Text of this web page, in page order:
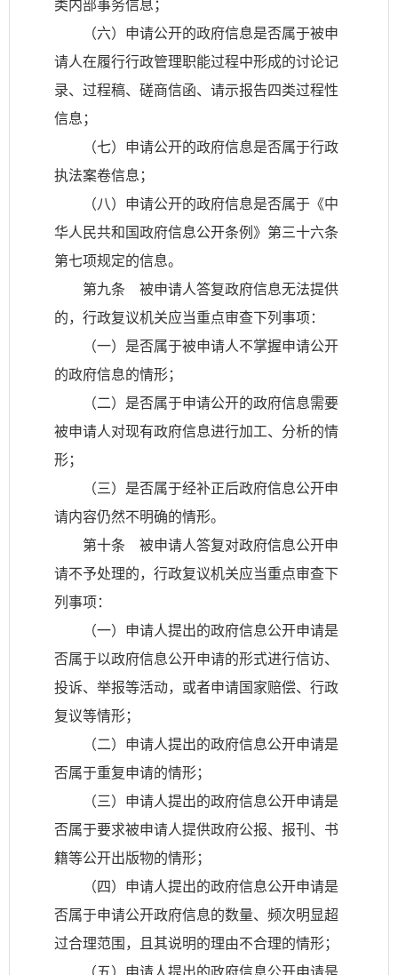
类内部事务信息；
（六）申请公开的政府信息是否属于被申
请人在履行行政管理职能过程中形成的讨论记
录、过程稿、磋商信函、请示报告四类过程性
信息；
（七）申请公开的政府信息是否属于行政
执法案卷信息；
（八）申请公开的政府信息是否属于《中
华人民共和国政府信息公开条例》第三十六条
第七项规定的信息。
第九条 被申请人答复政府信息无法提供
的，行政复议机关应当重点审查下列事项：
（一）是否属于被申请人不掌握申请公开
的政府信息的情形；
（二）是否属于申请公开的政府信息需要
被申请人对现有政府信息进行加工、分析的情
形；
（三）是否属于经补正后政府信息公开申
请内容仍然不明确的情形。
第十条 被申请人答复对政府信息公开申
请不予处理的，行政复议机关应当重点审查下
列事项：
（一）申请人提出的政府信息公开申请是
否属于以政府信息公开申请的形式进行信访、
投诉、举报等活动，或者申请国家赔偿、行政
复议等情形；
（二）申请人提出的政府信息公开申请是
否属于重复申请的情形；
（三）申请人提出的政府信息公开申请是
否属于要求被申请人提供政府公报、报刊、书
籍等公开出版物的情形；
（四）申请人提出的政府信息公开申请是
否属于申请公开政府信息的数量、频次明显超
过合理范围，且其说明的理由不合理的情形；
（五）申请人提出的政府信息公开申请是